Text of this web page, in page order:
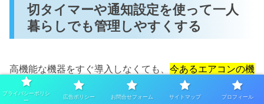
切タイマーや通知設定を使って一人
暮らしでも管理しやすくする
高機能な機器をすぐ導入しなくても、 今あるエアコンの機
能を使うだけで対策しやすくなる
場合があります。
プライバシーポリシ
ー
広告ポリシー お問合せフォーム サイトマップ プロフィール